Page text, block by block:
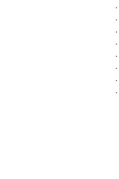
·
·
·
·
·
·
·
·